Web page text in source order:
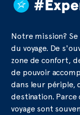
Notre mission?
du voyage. De
zone de confort,
de pouvoir
dans leur périple,
destination. Parce
voyage sont